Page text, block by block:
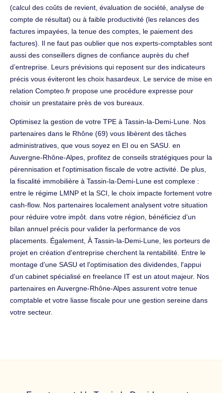
(calcul des coûts de revient, évaluation de société, analyse de
compte de résultat) ou à faible productivité (les relances des
factures impayées, la tenue des comptes, le paiement des
factures). Il ne faut pas oublier que nos experts-comptables sont
aussi des conseillers dignes de confiance auprès du chef
d’entreprise. Leurs prévisions qui reposent sur des indicateurs
précis vous éviteront les choix hasardeux. Le service de mise en
relation Compteo.fr propose une procédure expresse pour
choisir un prestataire près de vos bureaux.
Optimisez la gestion de votre TPE à Tassin-la-Demi-Lune. Nos
partenaires dans le Rhône (69) vous libèrent des tâches
administratives, que vous soyez en EI ou en SASU. en
Auvergne-Rhône-Alpes, profitez de conseils stratégiques pour la
pérennisation et l'optimisation fiscale de votre activité. De plus,
la fiscalité immobilière à Tassin-la-Demi-Lune est complexe :
entre le régime LMNP et la SCI, le choix impacte fortement votre
cash-flow. Nos partenaires localement analysent votre situation
pour réduire votre impôt. dans votre région, bénéficiez d'un
bilan annuel précis pour valider la performance de vos
placements. Également, À Tassin-la-Demi-Lune, les porteurs de
projet en création d'entreprise cherchent la rentabilité. Entre le
montage d'une SASU et l'optimisation des dividendes, l'appui
d'un cabinet spécialisé en freelance IT est un atout majeur. Nos
partenaires en Auvergne-Rhône-Alpes assurent votre tenue
comptable et votre liasse fiscale pour une gestion sereine dans
votre secteur.